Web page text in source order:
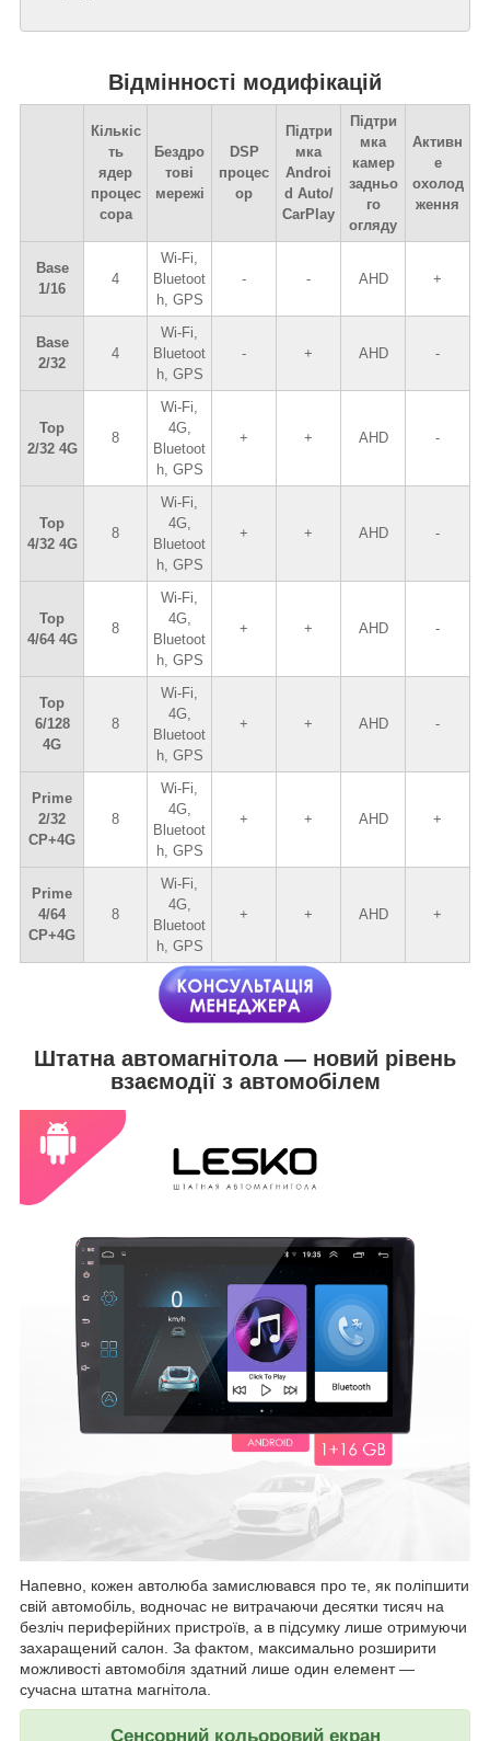
Відмінності модифікацій
Кількіс
ть
ядер
процес
сора
Бездро
тові
мережі
DSP
процес
ор
Підтри
мка
Androi
d Auto/
CarPlay
Підтри
мка
камер
задньо
го
огляду
Активн
е
охолод
ження
Base
1/16
4
Wi-Fi,
Bluetoot
h, GPS
- - AHD +
Base
2/32
4
Wi-Fi,
Bluetoot
h, GPS
- + AHD -
Top
2/32 4G
8
Wi-Fi,
4G,
Bluetoot
h, GPS
+ + AHD -
Top
4/32 4G
8
Wi-Fi,
4G,
Bluetoot
h, GPS
+ + AHD -
Top
4/64 4G
8
Wi-Fi,
4G,
Bluetoot
h, GPS
+ + AHD -
Top
6/128
4G
8
Wi-Fi,
4G,
Bluetoot
h, GPS
+ + AHD -
Prime
2/32
CP+4G
8
Wi-Fi,
4G,
Bluetoot
h, GPS
+ + AHD +
Prime
4/64
CP+4G
8
Wi-Fi,
4G,
Bluetoot
h, GPS
+ + AHD +
Штатна автомагнітола — новий рівень
взаємодії з автомобілем
Напевно, кожен автолюба замислювався про те, як поліпшити
свій автомобіль, водночас не витрачаючи десятки тисяч на
безліч периферійних пристроїв, а в підсумку лише отримуючи
захаращений салон. За фактом, максимально розширити
можливості автомобіля здатний лише один елемент —
сучасна штатна магнітола.
Сенсорний кольоровий екран